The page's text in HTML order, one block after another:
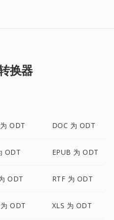
换器
ODT DOC 为 ODT
ODT EPUB 为 ODT
ODT RTF 为 ODT
ODT XLS 为 ODT